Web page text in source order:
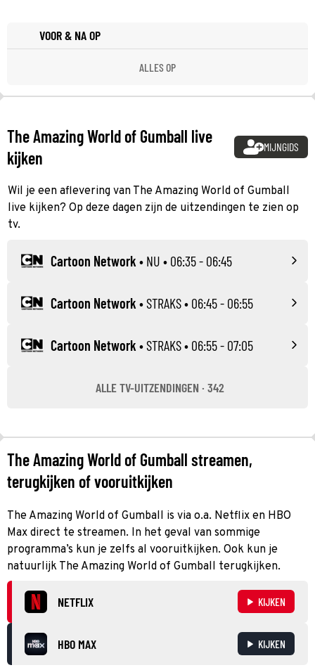
VOOR & NA OP
ALLES OP
The Amazing World of Gumball live
kijken
MIJNGIDS
Wil je een aflevering van The Amazing World of Gumball
live kijken? Op deze dagen zijn de uitzendingen te zien op
tv.
Cartoon Network • NU • 06:35 - 06:45
Cartoon Network •STRAKS• 06:45 - 06:55
Cartoon Network •STRAKS• 06:55 - 07:05
ALLE TV-UITZENDINGEN · 342
The Amazing World of Gumball streamen,
terugkijken of vooruitkijken
The Amazing World of Gumball is via o.a. Netflix en HBO
Max direct te streamen. In het geval van sommige
programma’s kun je zelfs al vooruitkijken. Ook kun je
natuurlijk The Amazing World of Gumball terugkijken.
NETFLIX KIJKEN
HBO MAX KIJKEN